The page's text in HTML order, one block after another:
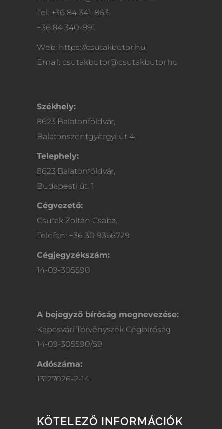
Tel: +36 84 341-863
+36 84 340-891
Web: https://csutakbutor.hu
Email: csutakbutor@csutakbutor.hu
Székhely:
8623 Balatonföldvár,
Balatonszentgyörgyi út 4.
Telephely:
8623 Balatonföldvár,
Budapesti út. 1
Cégvezető:
Csutak Zoltán Csaba,
Telefon: +36 30 9366729
Cégjegyzékszám:
14-09-305590
A bejegyző bíróság megnevezése:
Kaposvári Törvényszék Cégbíróság
14-09-305590/59
Adószáma:
13127026-2-14
KÖTELEZŐ INFORMÁCIÓK